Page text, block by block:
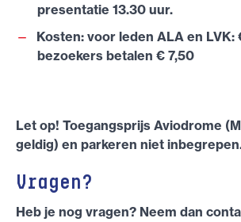
presentatie 13.30 uur.
Kosten: voor leden ALA en LVK:
bezoekers betalen € 7,50
Let op! Toegangsprijs Aviodrome
geldig) en parkeren niet
Vragen?
Heb je nog vragen? Neem dan